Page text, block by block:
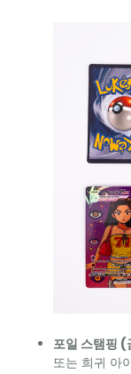
포일 스탬핑 (
또는 희귀 아